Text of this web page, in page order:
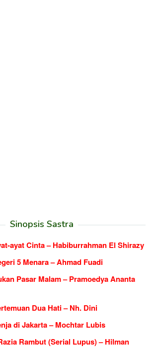
Sinopsis Sastra
ayat Cinta – Habiburrahman El Shirazy
5 Menara – Ahmad Fuadi
Pasar Malam – Pramoedya Ananta
Dua Hati – Nh. Dini
di Jakarta – Mochtar Lubis
Rambut (Serial Lupus) – Hilman